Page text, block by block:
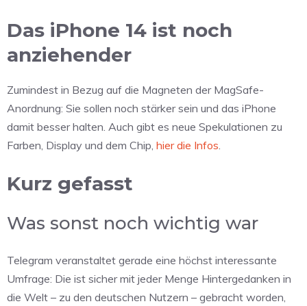
Das iPhone 14 ist noch
anziehender
Zumindest in Bezug auf die Magneten der MagSafe-
Anordnung: Sie sollen noch stärker sein und das iPhone
damit besser halten. Auch gibt es neue Spekulationen zu
Farben, Display und dem Chip, hier die Infos
Kurz gefasst
Was sonst noch wichtig war
Telegram veranstaltet gerade eine höchst interessante
Umfrage: Die ist sicher mit jeder Menge Hintergedanken in
die Welt – zu den deutschen Nutzern – gebracht worden,